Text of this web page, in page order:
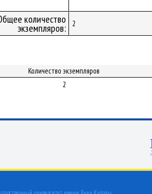
количество
экземпляров: 2
Количество экземпляров
2